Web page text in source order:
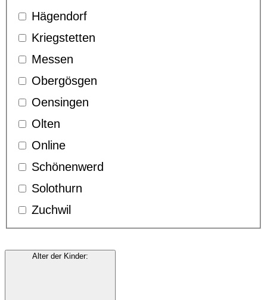
Hägendorf
Kriegstetten
Messen
Obergösgen
Oensingen
Olten
Online
Schönenwerd
Solothurn
Zuchwil
Alter der Kinder: